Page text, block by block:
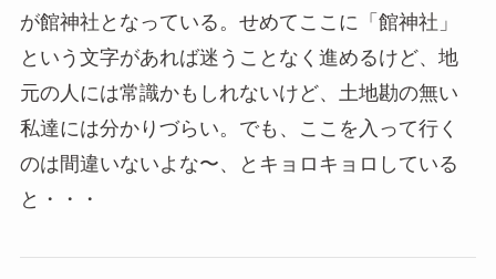
が館神社となっている。せめてここに「館神社」
という文字があれば迷うことなく進めるけど、地
元の人には常識かもしれないけど、土地勘の無い
私達には分かりづらい。でも、ここを入って行く
のは間違いないよな〜、とキョロキョロしている
と・・・